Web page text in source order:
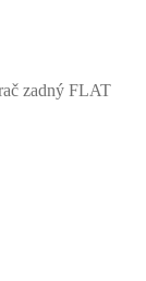
zadný FLAT